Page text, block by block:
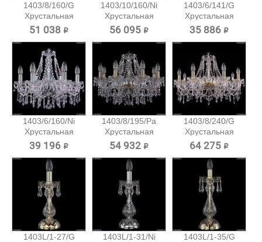
1403/8/160/G
Хрустальная
подвесная...
51 038 ₽
1403/10/160/Ni
Хрустальная
подвесная...
56 095 ₽
1403/6/141/G
Хрустальная
подвесная...
35 886 ₽
1403/6/160/Ni
Хрустальная
подвесная...
39 196 ₽
1403/8/195/Pa
Хрустальная
подвесная...
54 932 ₽
1403/8/240/G
Хрустальная
подвесная...
64 275 ₽
1403L/1-27/G
1403L/1-31/Ni
1403L/1-35/G